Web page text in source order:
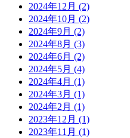
2024年12月 (2)
2024年10月 (2)
2024年9月 (2)
2024年8月 (3)
2024年6月 (2)
2024年5月 (4)
2024年4月 (1)
2024年3月 (1)
2024年2月 (1)
2023年12月 (1)
2023年11月 (1)